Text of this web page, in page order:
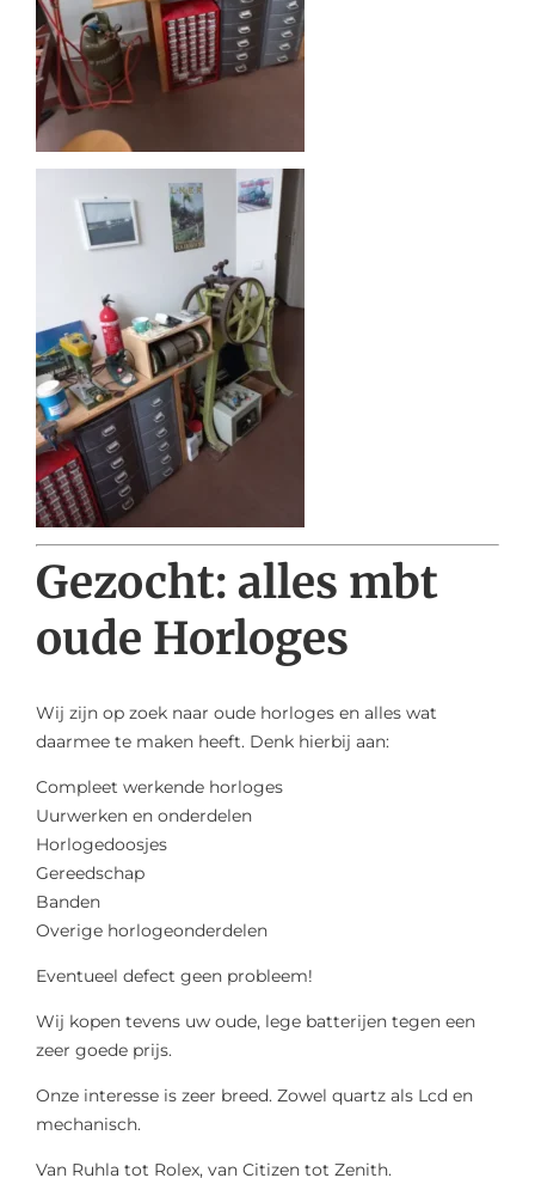
Gezocht: alles mbt
oude Horloges
Wij zijn op zoek naar oude horloges en alles wat
daarmee te maken heeft. Denk hierbij aan:
Compleet werkende horloges
Uurwerken en onderdelen
Horlogedoosjes
Gereedschap
Banden
Overige horlogeonderdelen
Eventueel defect geen probleem!
Wij kopen tevens uw oude, lege batterijen tegen een
zeer goede prijs.
Onze interesse is zeer breed. Zowel quartz als Lcd en
mechanisch.
Van Ruhla tot Rolex, van Citizen tot Zenith.